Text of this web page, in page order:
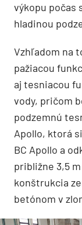
výkopu počas
hladinou
Vzhľadom na
pažiacou
aj tesniacou
vody, pričom
podzemnú
Apollo, ktorá
BC Apollo a
približne 3,5
konštrukcia
betónom v